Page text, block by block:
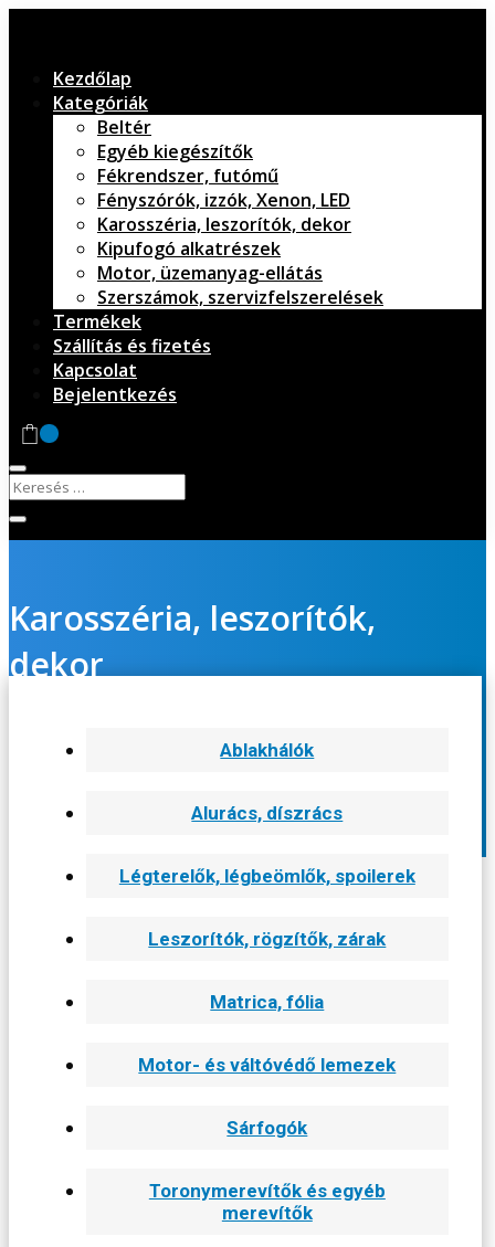
Kezdőlap
Kategóriák
Beltér
Egyéb kiegészítők
Fékrendszer, futómű
Fényszórók, izzók, Xenon, LED
Karosszéria, leszorítók, dekor
Kipufogó alkatrészek
Motor, üzemanyag-ellátás
Szerszámok, szervizfelszerelések
Termékek
Szállítás és fizetés
Kapcsolat
Bejelentkezés
Karosszéria, leszorítók,
dekor
Ablakhálók
Alurács, díszrács
Légterelők, légbeömlők, spoilerek
Leszorítók, rögzítők, zárak
Matrica, fólia
Motor- és váltóvédő lemezek
Sárfogók
Toronymerevítők és egyéb
merevítők